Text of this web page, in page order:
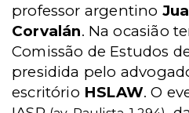
professor argentino
Corvalán. Na ocasião
Comissão de Estudos
presidida pelo
escritório HSLAW. O